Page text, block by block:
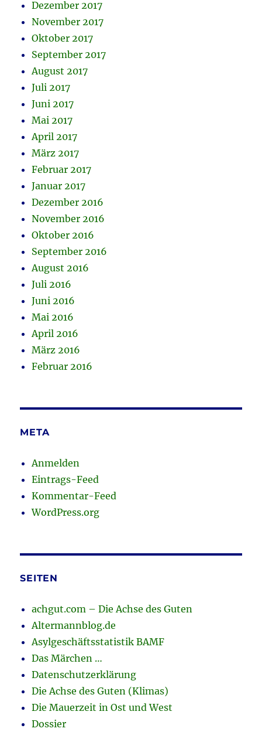
Dezember 2017
November 2017
Oktober 2017
September 2017
August 2017
Juli 2017
Juni 2017
Mai 2017
April 2017
März 2017
Februar 2017
Januar 2017
Dezember 2016
November 2016
Oktober 2016
September 2016
August 2016
Juli 2016
Juni 2016
Mai 2016
April 2016
März 2016
Februar 2016
META
Anmelden
Eintrags-Feed
Kommentar-Feed
WordPress.org
SEITEN
achgut.com – Die Achse des Guten
Altermannblog.de
Asylgeschäftsstatistik BAMF
Das Märchen …
Datenschutzerklärung
Die Achse des Guten (Klimas)
Die Mauerzeit in Ost und West
Dossier